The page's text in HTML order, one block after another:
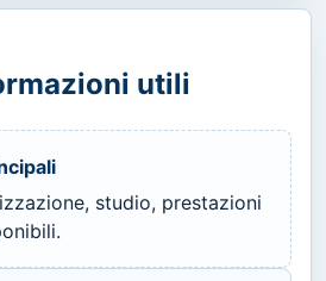
utili
studio, prestazioni